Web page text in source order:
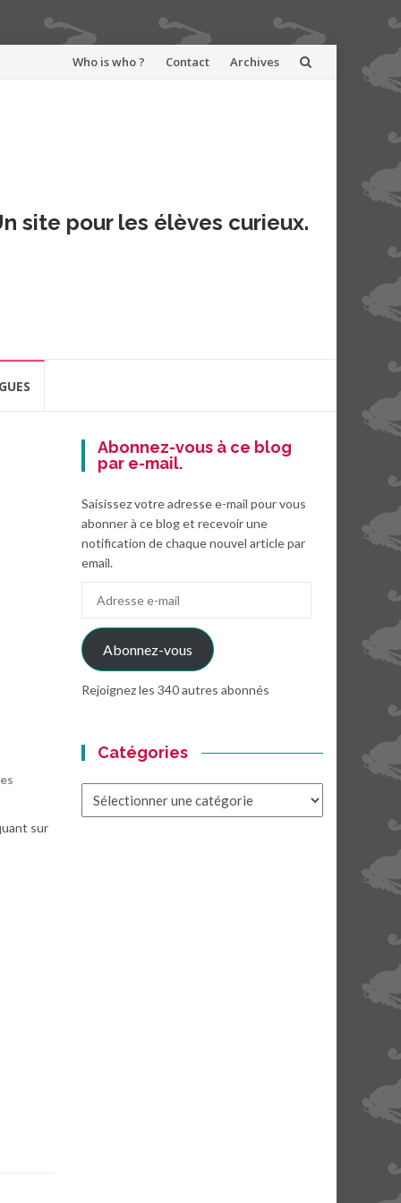
Aller
Who is who ? Contact Archives
site pour les élèves curieux.
sur
Abonnez-vous à ce blog
par e-mail.
Saisissez votre adresse e-mail pour vous
abonner à ce blog et recevoir une
notification de chaque nouvel article par
email.
mail
Abonnez-vous
Rejoignez les 340 autres abonnés
Catégories